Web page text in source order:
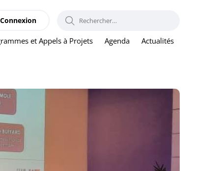
et Appels à Projets Agenda Actualités
Connexion RECHERCHER :